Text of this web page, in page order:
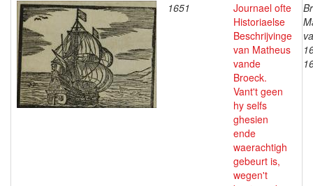
1651
Journael ofte
Historiaelse
Beschrijvinge
van Matheus
vande
Broeck.
Vant't geen
hy selfs
ghesien
ende
waerachtigh
gebeurt is,
wegen't